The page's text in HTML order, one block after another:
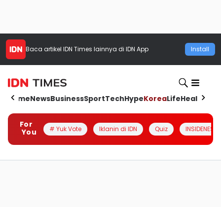
Baca artikel IDN Times lainnya di IDN App Install
HomeNewsBusinessSportTechHypeKoreaLifeHealth
For
You
# Yuk Vote Iklanin di IDN Quiz INSIDENESIA